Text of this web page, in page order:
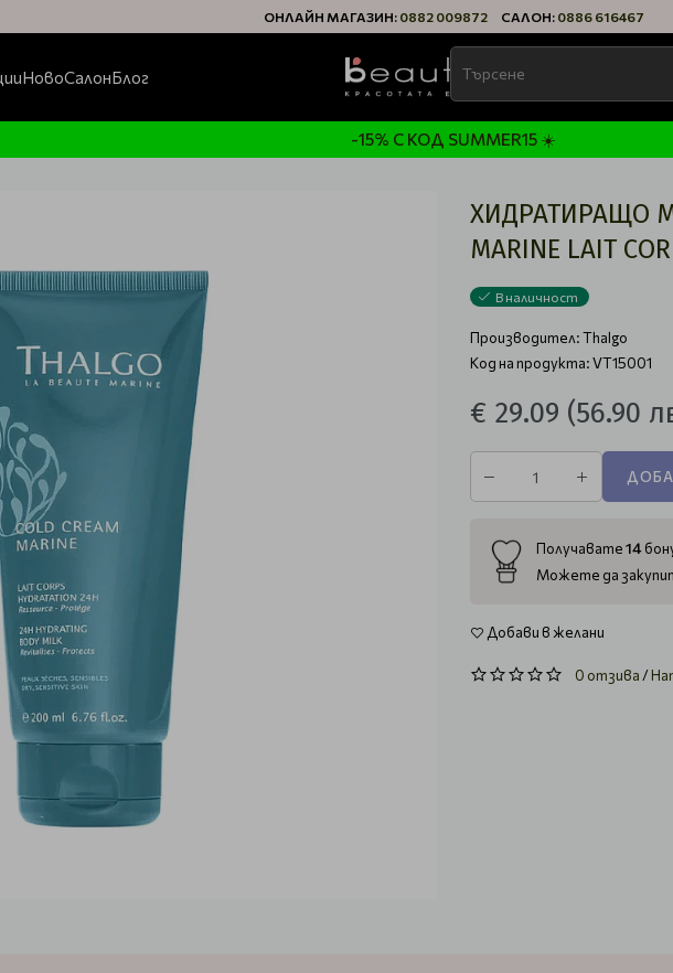
ОНЛАЙН МАГАЗИН: 0882 009872 САЛОН: 0886 616467
НовоСалонБлог
-15% С КОД SUMMER15 ☀️
ХИДРАТИРАЩО
MARINE LAIT
В наличност
Производител:Thalgo
Код на продукта: VT15001
€ 29.09 (56.90
Получавате14
Можете да
Добави в желани
0 отзива/